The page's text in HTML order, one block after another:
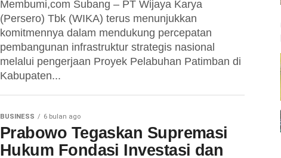
Membumi,com Subang – PT Wijaya Karya
(Persero) Tbk (WIKA) terus menunjukkan
komitmennya dalam mendukung percepatan
pembangunan infrastruktur strategis nasional
melalui pengerjaan Proyek Pelabuhan Patimban di
Kabupaten...
BUSINESS 6 bulan ago
Prabowo Tegaskan Supremasi
Hukum Fondasi Investasi dan